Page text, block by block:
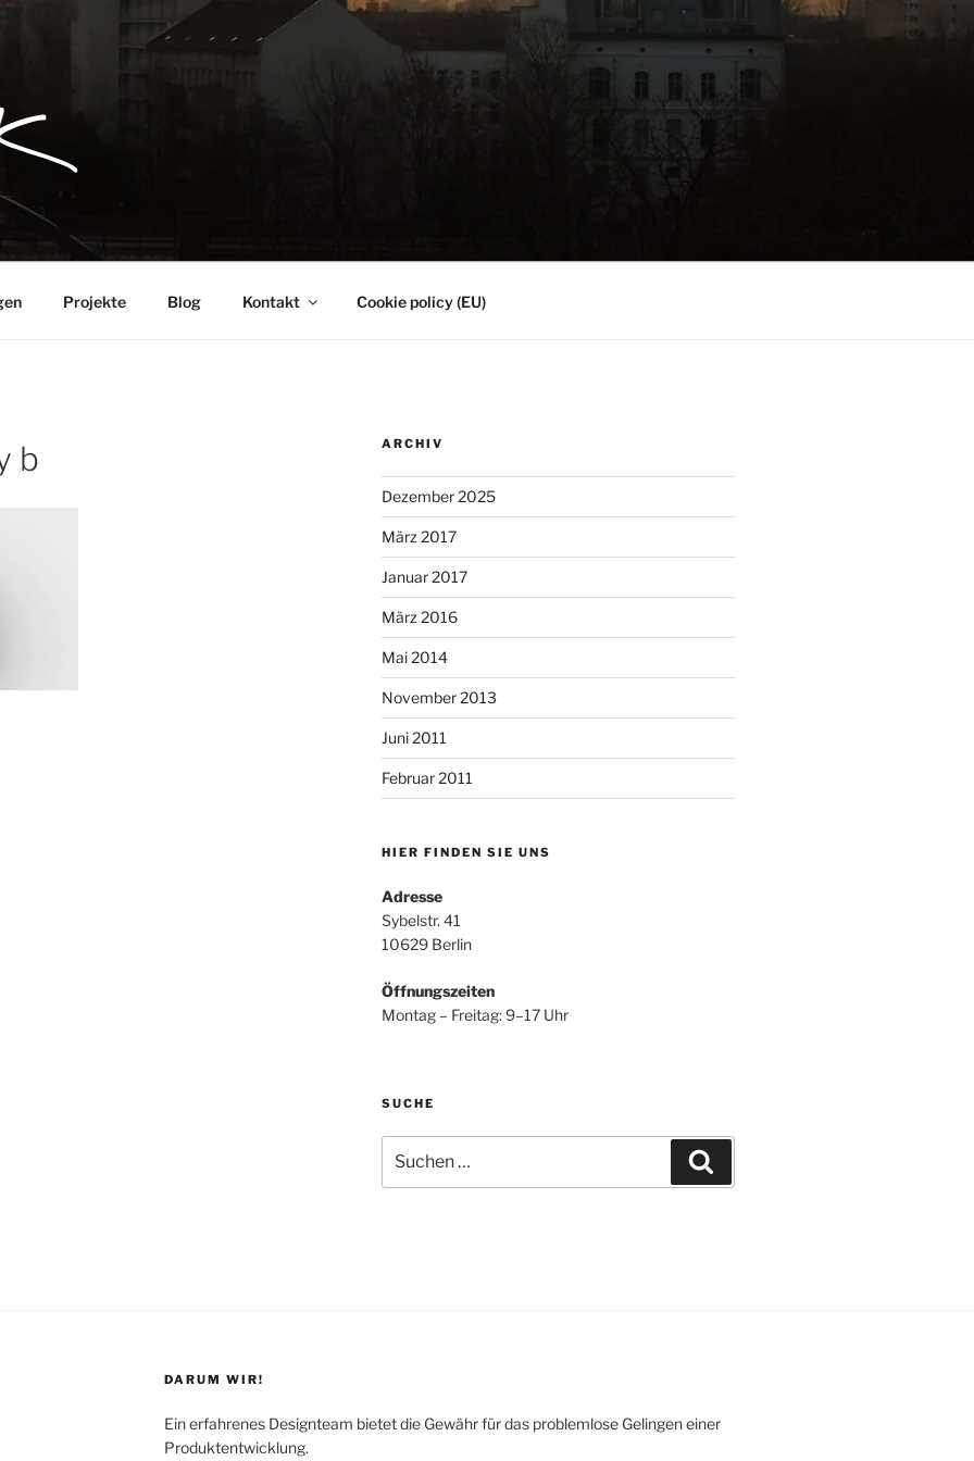
Projekte Blog Kontakt Cookie policy (EU)
b ARCHIV
Dezember 2025
März 2017
Januar 2017
März 2016
Mai 2014
November 2013
Juni 2011
Februar 2011
HIER FINDEN SIE UNS
Adresse
Sybelstr. 41
10629 Berlin
Öffnungszeiten
Montag – Freitag: 9–17 Uhr
SUCHE
nach:
DARUM WIR!
Ein erfahrenes Designteam bietet die Gewähr für das problemlose Gelingen einer
Produktentwicklung.